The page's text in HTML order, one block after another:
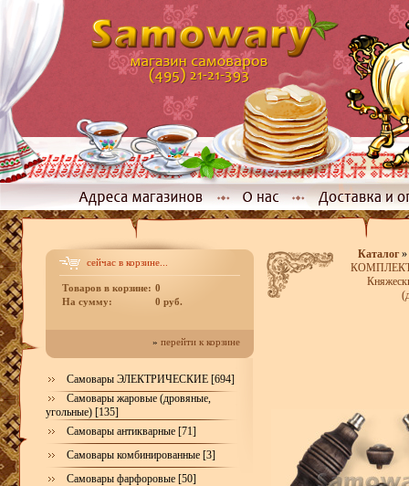
сейчас в корзине...
Товаров в корзине: 0
На сумму:
0 руб.
» перейти к корзине
Самовары ЭЛЕКТРИЧЕСКИЕ [694]
Самовары жаровые (дровяные,
угольные) [135]
Самовары антикварные [71]
Самовары комбинированные [3]
Самовары фарфоровые [50]
Каталог»